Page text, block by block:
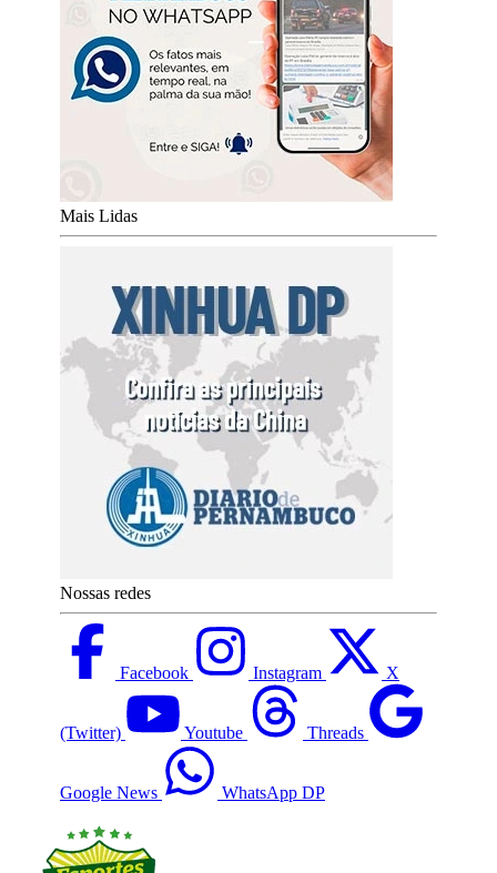
Mais Lidas
Nossas redes
Facebook Instagram X
(Twitter) Youtube Threads
Google News WhatsApp DP